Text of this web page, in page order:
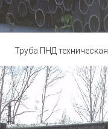
Труба ПНД техническая